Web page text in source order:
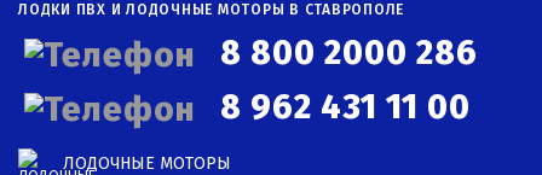
ЛОДКИ ПВХ И ЛОДОЧНЫЕ МОТОРЫ В СТАВРОПОЛЕ
8 800 2000 286
8 962 431 11 00
ЛОДОЧНЫЕ МОТОРЫ